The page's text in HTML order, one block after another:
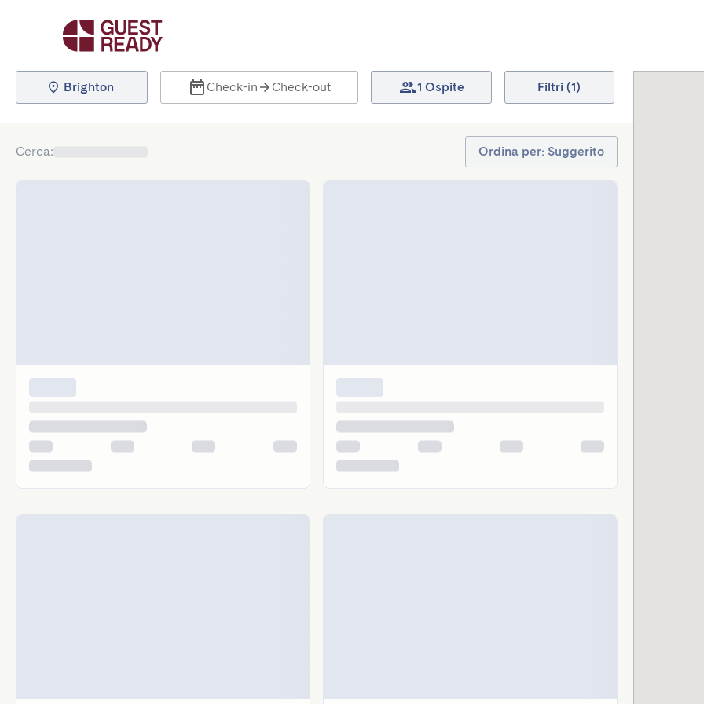
Brighton Check-in Check-out 1 Ospite Filtri (1)
Cerca: Ordina per: Suggerito